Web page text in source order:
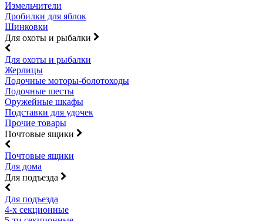
Измельчители
Дробилки для яблок
Шинковки
Для охоты и рыбалки
Для охоты и рыбалки
Жерлицы
Лодочные моторы-болотоходы
Лодочные шесты
Оружейные шкафы
Подставки для удочек
Прочие товары
Почтовые ящики
Почтовые ящики
Для дома
Для подъезда
Для подъезда
4-х секционные